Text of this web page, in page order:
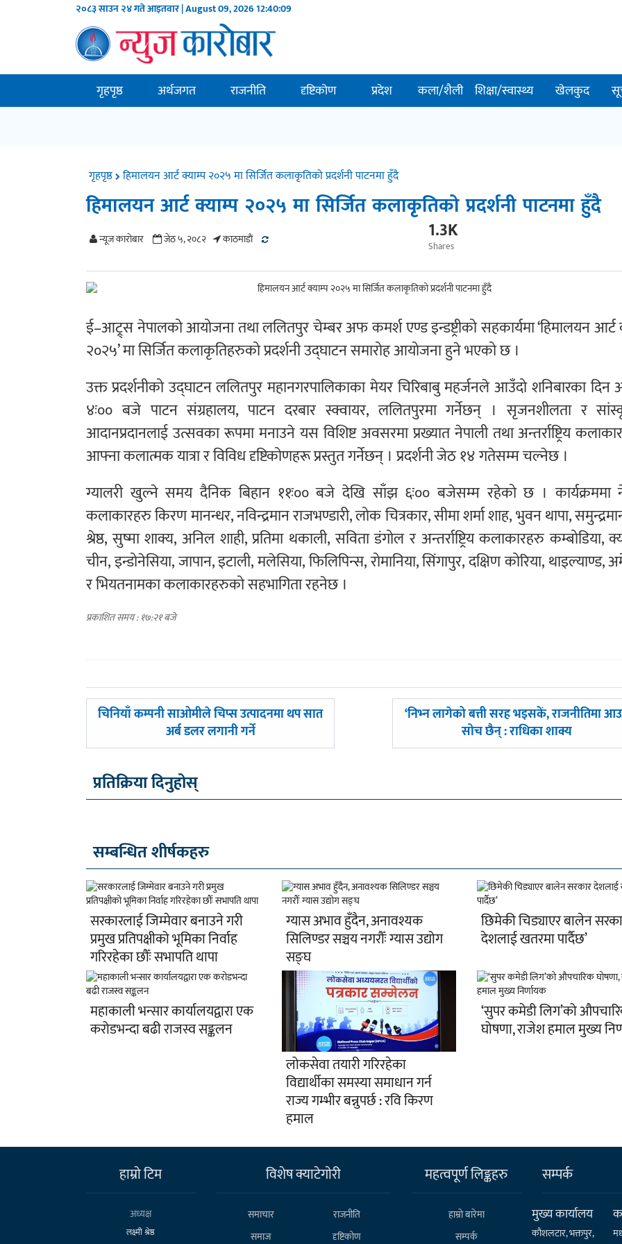
२०८३ साउन २४ गते आइतवार | August 09, 202612:40:09
गृहपृष्ठ अर्थजगत राजनीति दृष्टिकोण प्रदेश कला/शैली शिक्षा/स्वास्थ्य खेलकुद
गृहपृष्ठ हिमालयन आर्ट क्याम्प २०२५ मा सिर्जित कलाकृतिको प्रदर्शनी पाटनमा हुँदै
हिमालयन आर्ट क्याम्प २०२५ मा सिर्जित कलाकृतिको प्रदर्शनी पाटनमा हुँदै
न्यूज काराेबार जेठ ५, २०८२ काठमाडाैं 1.3K
Shares
ई–आट्र्स नेपालको आयोजना तथा ललितपुर चेम्बर अफ कमर्श एण्ड इन्डष्ट्रीको सहकार्यमा ‘हिमालयन आर्ट
२०२५’ मा सिर्जित कलाकृतिहरुको प्रदर्शनी उद्घाटन समारोह आयोजना हुने भएको छ ।
उक्त प्रदर्शनीको उद्घाटन ललितपुर महानगरपालिकाका मेयर चिरिबाबु महर्जनले आउँदो शनिबारका दिन
४ः०० बजे पाटन संग्रहालय, पाटन दरबार स्क्वायर, ललितपुरमा गर्नेछन् । सृजनशीलता र
आदानप्रदानलाई उत्सवका रूपमा मनाउने यस विशिष्ट अवसरमा प्रख्यात नेपाली तथा अन्तर्राष्ट्रिय
आफ्ना कलात्मक यात्रा र विविध दृष्टिकोणहरू प्रस्तुत गर्नेछन् । प्रदर्शनी जेठ १४ गतेसम्म चल्नेछ ।
ग्यालरी खुल्ने समय दैनिक बिहान ११ः०० बजे देखि साँझ ६ः०० बजेसम्म रहेको छ । कार्यक्रममा
कलाकारहरु किरण मानन्धर, नविन्द्रमान राजभण्डारी, लोक चित्रकार, सीमा शर्मा शाह, भुवन थापा,
श्रेष्ठ, सुष्मा शाक्य, अनिल शाही, प्रतिमा थकाली, सविता डंगोल र अन्तर्राष्ट्रिय कलाकारहरु कम्बोडिया,
चीन, इन्डोनेसिया, जापान, इटाली, मलेसिया, फिलिपिन्स, रोमानिया, सिंगापुर, दक्षिण कोरिया, थाइल्याण्ड,
र भियतनामका कलाकारहरुको सहभागिता रहनेछ ।
प्रकाशित समय : १७:२१ बजे
पछिल्लाे
चिनियाँ कम्पनी साओमीले चिप्स उत्पादनमा थप सात
अर्ब डलर लगानी गर्ने
अघिल्लाे
‘निभ्न लागेको बत्ती सरह भइसकें, राजनीतिमा
सोच छैन् : राधिका शाक्य
प्रतिक्रिया दिनुहोस्
सम्बन्धित शीर्षकहरु
सरकारलाई जिम्मेवार बनाउने गरी
प्रमुख प्रतिपक्षीको भूमिका निर्वाह
गरिरहेका छौँः सभापति थापा
ग्यास अभाव हुँदैन, अनावश्यक
सिलिण्डर सञ्चय नगरौँः ग्यास उद्योग
सङ्घ
छिमेकी चिड्याएर बालेन
देशलाई खतरमा पार्दैछ’
महाकाली भन्सार कार्यालयद्वारा एक
करोडभन्दा बढी राजस्व सङ्कलन
लोकसेवा तयारी गरिरहेका
विद्यार्थीका समस्या समाधान गर्न
राज्य गम्भीर बन्नुपर्छ : रवि किरण
हमाल
‘सुपर कमेडी लिग’को
घोषणा, राजेश हमाल मुख्य
हाम्राे टिम
अध्यक्ष
लक्ष्मी श्रेष्ठ
विशेष क्याटेगाेरी
समाचार
राजनीति
समाज
दृष्टिकोण
महत्वपूर्ण लिङ्कहरु
हाम्राे बारेमा
सम्पर्क
सम्पर्क
मुख्य कार्यालय
कौशलटार, भक्तपुर,